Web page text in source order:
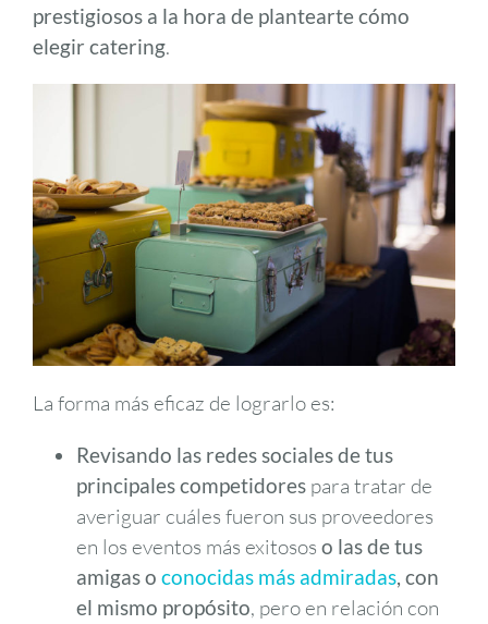
prestigiosos a la hora de planteartecómo
elegir catering.
La forma más eficaz de lograrlo es:
Revisando las redes sociales de tus
principales competidores para tratar de
averiguar cuáles fueron sus proveedores
en los eventos más exitosos o las de tus
amigas o conocidas más admiradas, con
el mismo propósito, pero en relación con